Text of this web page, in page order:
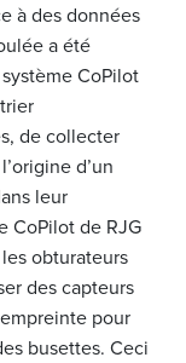
à des données
a été
CoPilot
de collecter
d’un
leur
CoPilot de RJG
obturateurs
des capteurs
pour
busettes. Ceci